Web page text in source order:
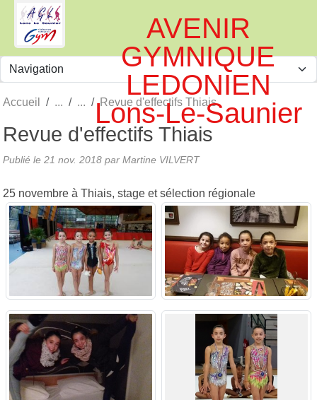
AVENIR
GYMNIQUE
LEDONIEN
Lons-Le-Saunier
Accueil Revue d'effectifs Thiais
Revue d'effectifs Thiais
Publié le 21 nov. 2018 par Martine VILVERT
25 novembre à Thiais, stage et sélection régionale
Panneau de gestion des cookies